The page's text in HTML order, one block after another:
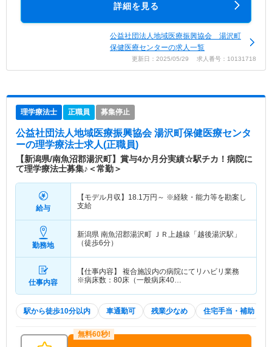
詳細を見る
公益社団法人地域医療振興協会 湯沢町
保健医療センターの求人一覧
更新日：2025/05/29 求人番号：10131718
理学療法士 正職員 募集停止
公益社団法人地域医療振興協会 湯沢町保健医療センタ
ーの理学療法士求人(正職員)
【新潟県/南魚沼郡湯沢町】賞与4か月分実績☆駅チカ！病院に
て理学療法士募集♪＜常勤＞
給与
【モデル月収】 18.1万円～ ※経験・能力等を勘案し
支給
勤務地
新潟県 南魚沼郡湯沢町 ＪＲ上越線「越後湯沢駅」
（徒歩6分）
仕事内容
【仕事内容】 複合施設内の病院にてリハビリ業務
※病床数：80床（一般病床40…
駅から徒歩10分以内 車通勤可 残業少なめ 住宅手当・補助